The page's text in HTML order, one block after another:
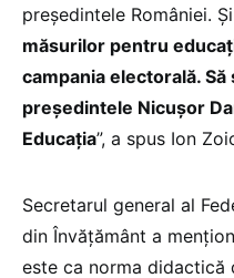
președintele României. Și
măsurilor pentru
campania electorală.
președintele Nicușor
Educația”, a spus Ion
Secretarul general al
din Învățământ a
este ca norma didactică